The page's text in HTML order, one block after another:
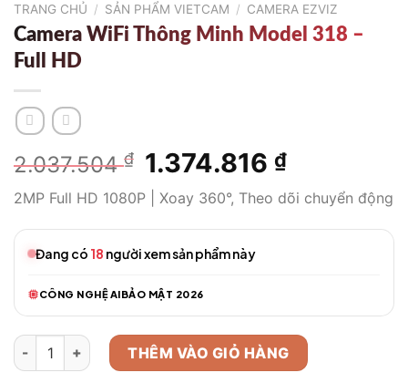
TRANG CHỦ / SẢN PHẨM VIETCAM / CAMERA EZVIZ
Camera WiFi Thông Minh Model 318 –
Full HD
2.037.504₫
Giá
gốc
là:
2.037.504 ₫.
1.374.816 ₫Giá
tại
là:
2MP Full HD 1080P | Xoay 360°, Theo dõi chuyển động
Đang có 18 người xem sản phẩm này
CÔNG NGHỆ AIBẢO MẬT 2026
Camera WiFi Thông Minh Model 318 – Full HD số lượng
THÊM VÀO GIỎ HÀNG